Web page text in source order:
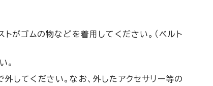
がゴムの物などを着用してください。（ベルト
。
してください。なお、外したアクセサリー等の